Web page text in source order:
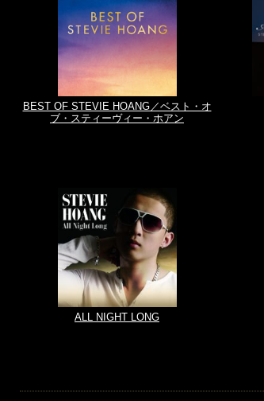
BEST OF STEVIE HOANG／ベスト・オ
ブ・スティーヴィー・ホアン
ALL NIGHT LONG